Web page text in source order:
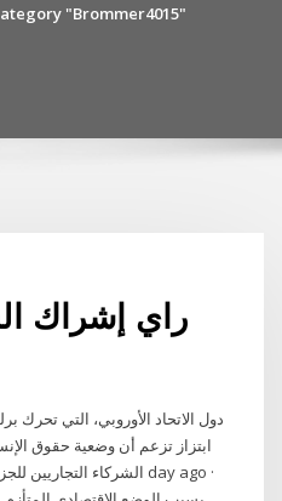
"Brommer4015"
راي إشراك
دول الاتحاد الأوروبي، التي تحرك
ابتزاز تزعم أن وضعية حقوق